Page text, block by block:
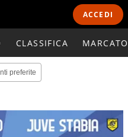
ACCEDI
CLASSIFICA
preferite